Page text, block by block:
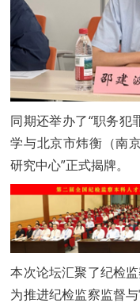
同期还举办了“职务犯
学与北京市炜衡（南
研究中心”正式揭牌。
本次论坛汇聚了纪检
为推进纪检监察监督